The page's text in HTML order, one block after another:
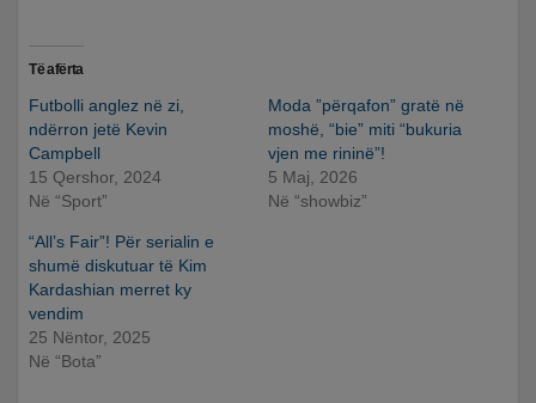
Të afërta
Futbolli anglez në zi,
ndërron jetë Kevin
Campbell
15 Qershor, 2024
Në “Sport”
Moda ”përqafon” gratë në
moshë, “bie” miti “bukuria
vjen me rininë”!
5 Maj, 2026
Në “showbiz”
“All’s Fair”! Për serialin e
shumë diskutuar të Kim
Kardashian merret ky
vendim
25 Nëntor, 2025
Në “Bota”